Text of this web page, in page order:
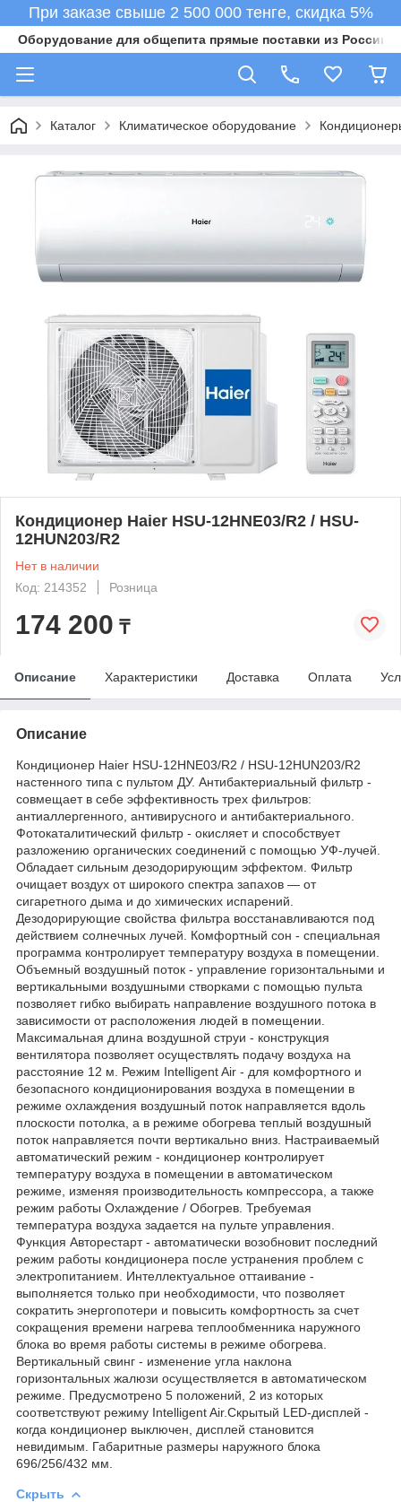
При заказе свыше 2 500 000 тенге, скидка 5%
Оборудование для общепита прямые поставки из России в
Каталог Климатическое оборудование
Кондиционер Haier HSU-12HNE03/R2 / HSU-
12HUN203/R2
Нет в наличии
Код: 214352
Розница
174 200 ₸
Описание Характеристики Доставка Оплата
Описание
Кондиционер Haier HSU-12HNE03/R2 / HSU-12HUN203/R2
настенного типа с пультом ДУ. Антибактериальный фильтр -
совмещает в себе эффективность трех фильтров:
антиаллергенного, антивирусного и антибактериального.
Фотокаталитический фильтр - окисляет и способствует
разложению органических соединений с помощью УФ-лучей.
Обладает сильным дезодорирующим эффектом. Фильтр
очищает воздух от широкого спектра запахов — от
сигаретного дыма и до химических испарений.
Дезодорирующие свойства фильтра восстанавливаются под
действием солнечных лучей. Комфортный сон - специальная
программа контролирует температуру воздуха в помещении.
Объемный воздушный поток - управление горизонтальными и
вертикальными воздушными створками с помощью пульта
позволяет гибко выбирать направление воздушного потока в
зависимости от расположения людей в помещении.
Максимальная длина воздушной струи - конструкция
вентилятора позволяет осуществлять подачу воздуха на
расстояние 12 м. Режим Intelligent Air - для комфортного и
безопасного кондиционирования воздуха в помещении в
режиме охлаждения воздушный поток направляется вдоль
плоскости потолка, а в режиме обогрева теплый воздушный
поток направляется почти вертикально вниз. Настраиваемый
автоматический режим - кондиционер контролирует
температуру воздуха в помещении в автоматическом
режиме, изменяя производительность компрессора, а также
режим работы Охлаждение / Обогрев. Требуемая
температура воздуха задается на пульте управления.
Функция Авторестарт - автоматически возобновит последний
режим работы кондиционера после устранения проблем с
электропитанием. Интеллектуальное оттаивание -
выполняется только при необходимости, что позволяет
сократить энергопотери и повысить комфортность за счет
сокращения времени нагрева теплообменника наружного
блока во время работы системы в режиме обогрева.
Вертикальный свинг - изменение угла наклона
горизонтальных жалюзи осуществляется в автоматическом
режиме. Предусмотрено 5 положений, 2 из которых
соответствуют режиму Intelligent Air.Скрытый LED-дисплей -
когда кондиционер выключен, дисплей становится
невидимым. Габаритные размеры наружного блока
696/256/432 мм.
Скрыть